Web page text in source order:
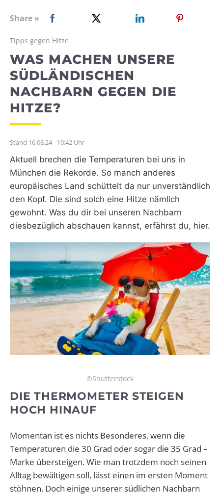
WEBRADIO
Share »
Tipps gegen Hitze
WAS MACHEN UNSERE
SÜDLÄNDISCHEN
NACHBARN GEGEN DIE
HITZE?
Stand 16.08.24 - 10:42 Uhr
Aktuell brechen die Temperaturen bei uns in
München die Rekorde. So manch anderes
europäisches Land schüttelt da nur unverständlich
den Kopf. Die sind solch eine Hitze nämlich
gewohnt. Was du dir bei unseren Nachbarn
diesbezüglich abschauen kannst, erfährst du, hier.
©Shutterstock
DIE THERMOMETER STEIGEN
HOCH HINAUF
Momentan ist es nichts Besonderes, wenn die
Temperaturen die 30 Grad oder sogar die 35 Grad –
Marke übersteigen. Wie man trotzdem noch seinen
Alltag bewältigen soll, lässt einen im ersten Moment
stöhnen. Doch einige unserer südlichen Nachbarn